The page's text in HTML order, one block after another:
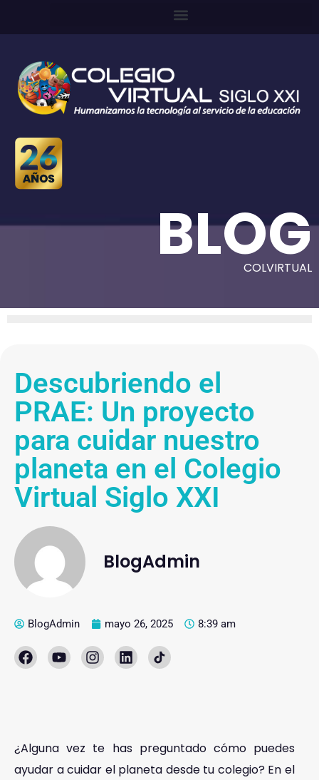
BLOG
COLVIRTUAL
Descubriendo el
PRAE: Un proyecto
para cuidar nuestro
planeta en el Colegio
Virtual Siglo XXI
BlogAdmin
BlogAdmin mayo 26, 2025 8:39 am
¿Alguna vez te has preguntado cómo puedes
ayudar a cuidar el planeta desde tu colegio? En el